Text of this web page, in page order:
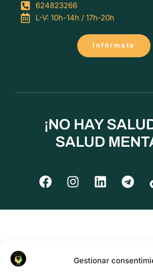
Gestionar
624823266
L-V: 10h-14h / 17h-20h
Infórmate
¡NO HAY
SALUD